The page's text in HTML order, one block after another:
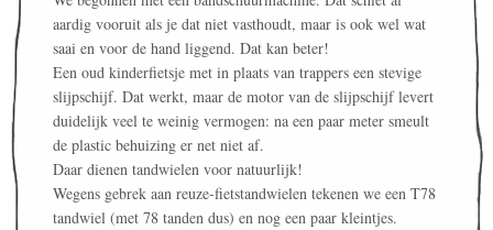
aardig vooruit als je dat niet vasthoudt, maar is ook wel wat
saai en voor de hand liggend. Dat kan beter!
Een oud kinderfietsje met in plaats van trappers een stevige
slijpschijf. Dat werkt, maar de motor van de slijpschijf levert
duidelijk veel te weinig vermogen: na een paar meter smeult
de plastic behuizing er net niet af.
Daar dienen tandwielen voor natuurlijk!
Wegens gebrek aan reuze-fietstandwielen tekenen we een T78
tandwiel (met 78 tanden dus) en nog een paar kleintjes.